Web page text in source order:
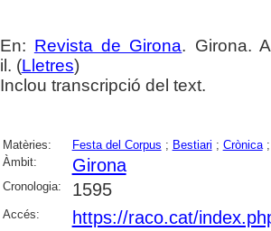
En: Revista de Girona. Girona.
il. (Lletres)
Inclou transcripció del text.
Matèries: Festa del Corpus ; Bestiari ; Crònica
Àmbit:
Girona
Cronologia: 1595
Accés: https://raco.cat/